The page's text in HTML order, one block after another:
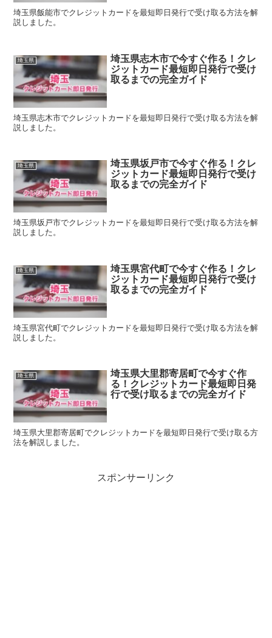
埼玉県飯能市でクレジットカードを最短即日発行で受け取る方法を解
説しました。
埼玉県
埼玉県志木市で今すぐ作る！クレ
ジットカード最短即日発行で受け
取るまでの完全ガイド
埼玉県志木市でクレジットカードを最短即日発行で受け取る方法を解
説しました。
埼玉県
埼玉県坂戸市で今すぐ作る！クレ
ジットカード最短即日発行で受け
取るまでの完全ガイド
埼玉県坂戸市でクレジットカードを最短即日発行で受け取る方法を解
説しました。
埼玉県
埼玉県宮代町で今すぐ作る！クレ
ジットカード最短即日発行で受け
取るまでの完全ガイド
埼玉県宮代町でクレジットカードを最短即日発行で受け取る方法を解
説しました。
埼玉県
埼玉県大里郡寄居町で今すぐ作
る！クレジットカード最短即日発
行で受け取るまでの完全ガイド
埼玉県大里郡寄居町でクレジットカードを最短即日発行で受け取る方
法を解説しました。
スポンサーリンク